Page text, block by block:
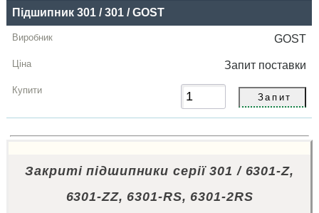
Підшипник 301 / 301 / GOST
GOST
Запит поставки
Закриті підшипники серії 301 / 6301-Z,
6301-ZZ, 6301-RS, 6301-2RS